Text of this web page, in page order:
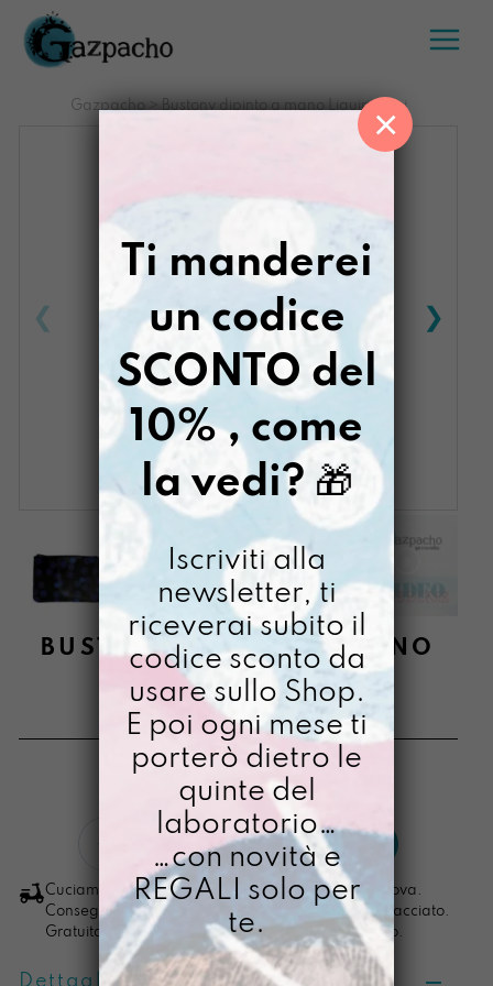
Salta
contenuto
Gazpacho> Bustony dipinto a mano Liquiriziami
BUSTONY DIPINTO A MANO
LIQUIRIZIAMI
€24,00
[ Beauty: 21,5 x15x1,5 cm ]
a
mano
Liquiriziami
quantità
LO VOGLIO
Cuciamo ogni ordine nel nostro laboratorio di Padova.
Consegna in 4/5 giorni lavorativi, pacco sempre tracciato.
Gratuita per ordini di importo superiore ai 100 euro.
Dettagli prodotto
Ti manderei
un codice
SCONTO del
10% , come
la vedi? 🎁
Iscriviti alla
newsletter, ti
riceverai subito il
codice sconto da
usare sullo Shop.
E poi ogni mese ti
porterò dietro le
quinte del
laboratorio…
…con novità e
REGALI solo per
te.
×